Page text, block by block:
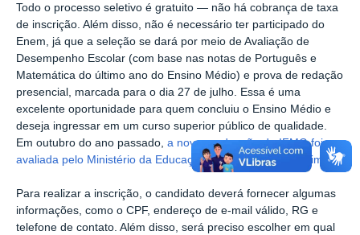
Todo o processo seletivo é gratuito — não há cobrança de taxa
de inscrição. Além disso, não é necessário ter participado do
Enem, já que a seleção se dará por meio de Avaliação de
Desempenho Escolar (com base nas notas de Português e
Matemática do último ano do Ensino Médio) e prova de redação
presencial, marcada para o dia 27 de julho. Essa é uma
excelente oportunidade para quem concluiu o Ensino Médio e
deseja ingressar em um curso superior público de qualidade.
Em outubro do ano passado, a nova graduação do IFMG foi
avaliada pelo Ministério da Educação e recebeu nota máxima.
Para realizar a inscrição, o candidato deverá fornecer algumas
informações, como o CPF, endereço de e-mail válido, RG e
telefone de contato. Além disso, será preciso escolher em qual